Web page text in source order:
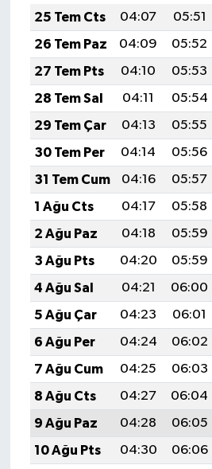
25 Tem Cts
04:07 05:51
26 Tem Paz
04:09 05:52
27 Tem Pts
04:10 05:53
28 Tem Sal
04:11 05:54
29 Tem Çar
04:13 05:55
30 Tem Per
04:14 05:56
31 Tem Cum
04:16 05:57
1 Ağu Cts
04:17 05:58
2 Ağu Paz
04:18 05:59
3 Ağu Pts
04:20 05:59
4 Ağu Sal
04:21 06:00
5 Ağu Çar
04:23 06:01
6 Ağu Per
04:24 06:02
7 Ağu Cum
04:25 06:03
8 Ağu Cts
04:27 06:04
9 Ağu Paz
04:28 06:05
10 Ağu Pts
04:30 06:06